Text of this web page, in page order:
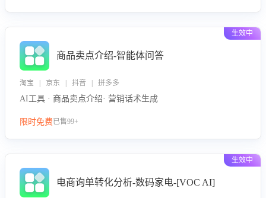
生效中
商品卖点介绍-智能体问答
淘宝 | 京东 | 抖音 | 拼多多
AI工具 · 商品卖点介绍· 营销话术生成
限时免费已售99+
生效中
电商询单转化分析-数码家电-[VOC AI]